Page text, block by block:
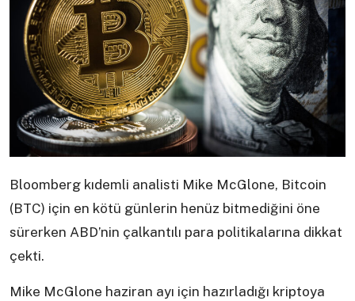
Bloomberg kıdemli analisti Mike McGlone, Bitcoin
(BTC) için en kötü günlerin henüz bitmediğini öne
sürerken ABD’nin çalkantılı para politikalarına dikkat
çekti.
Mike McGlone haziran ayı için hazırladığı kriptoya